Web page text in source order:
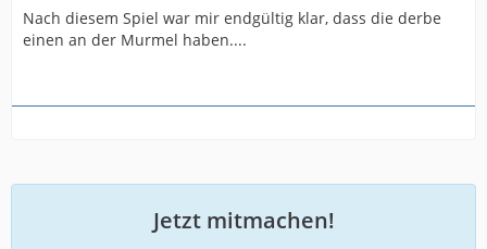
Corboz-Wörli
Momuluh, Bazee, Grodowski, Young, Boakye
Und laufen platte Sachsen in Grund und Boden.
Nach diesem Spiel war mir endgültig klar, dass die derbe
einen an der Murmel haben....
Jetzt mitmachen!